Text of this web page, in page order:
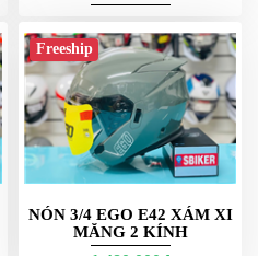
Freeship
NÓN 3/4 EGO E42 XÁM XI
MĂNG 2 KÍNH